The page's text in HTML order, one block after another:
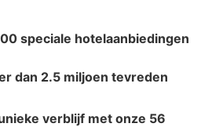
speciale hotelaanbiedingen
dan 2.5 miljoen tevreden
verblijf met onze 56